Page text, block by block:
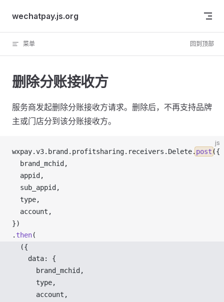
Skip to content
wechatpay.js.org
菜单 回到顶部
删除分账接收方
服务商发起删除分账接收方请求。删除后，不再支持品牌
主或门店分到该分账接收方。
js
wxpay.v3. brand . profitsharing. receivers . Delete. post ({
brand_mchid ,
appid ,
sub_appid ,
type,
account ,
})
. then(
  ({
data: {
brand_mchid ,
type,
account ,